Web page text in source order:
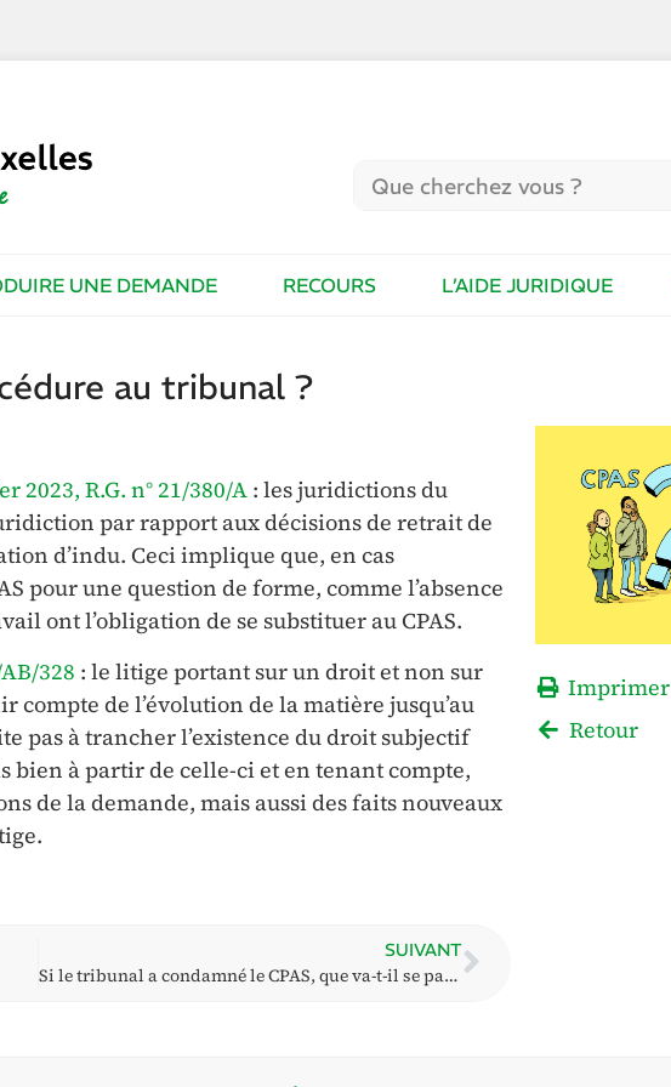
UNE DEMANDE RECOURS L’AIDE JURIDIQUE
au tribunal ?
2023, R.G. n° 21/380/A : les juridictions du
par rapport aux décisions de retrait de
d’indu. Ceci implique que, en cas
pour une question de forme, comme l’absence
ont l’obligation de se substituer au CPAS.
328 : le litige portant sur un droit et non sur
de l’évolution de la matière jusqu’au
pas à trancher l’existence du droit subjectif
bien à partir de celle-ci et en tenant compte,
de la demande, mais aussi des faits nouveaux
SUIVANT
Si le tribunal a condamné le CPAS, que va-t-il se passer ensuite ?
Imprimer
Retour